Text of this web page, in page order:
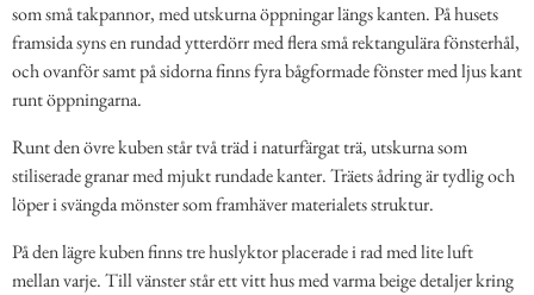
som små takpannor, med utskurna öppningar längs kanten. På husets
framsida syns en rundad ytterdörr med flera små rektangulära fönsterhål,
och ovanför samt på sidorna finns fyra bågformade fönster med ljus kant
runt öppningarna.
Runt den övre kuben står två träd i naturfärgat trä, utskurna som
stiliserade granar med mjukt rundade kanter. Träets ådring är tydlig och
löper i svängda mönster som framhäver materialets struktur.
På den lägre kuben finns tre huslyktor placerade i rad med lite luft
mellan varje. Till vänster står ett vitt hus med varma beige detaljer kring